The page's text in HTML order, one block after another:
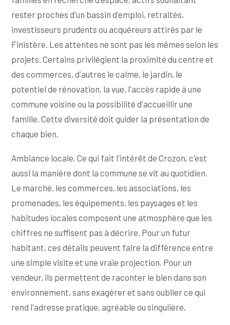
rester proches d'un bassin d'emploi, retraités,
investisseurs prudents ou acquéreurs attirés par le
Finistère. Les attentes ne sont pas les mêmes selon les
projets. Certains privilégient la proximité du centre et
des commerces, d'autres le calme, le jardin, le
potentiel de rénovation, la vue, l'accès rapide à une
commune voisine ou la possibilité d'accueillir une
famille. Cette diversité doit guider la présentation de
chaque bien.
Ambiance locale. Ce qui fait l'intérêt de Crozon, c'est
aussi la manière dont la commune se vit au quotidien.
Le marché, les commerces, les associations, les
promenades, les équipements, les paysages et les
habitudes locales composent une atmosphère que les
chiffres ne suffisent pas à décrire. Pour un futur
habitant, ces détails peuvent faire la différence entre
une simple visite et une vraie projection. Pour un
vendeur, ils permettent de raconter le bien dans son
environnement, sans exagérer et sans oublier ce qui
rend l'adresse pratique, agréable ou singulière.